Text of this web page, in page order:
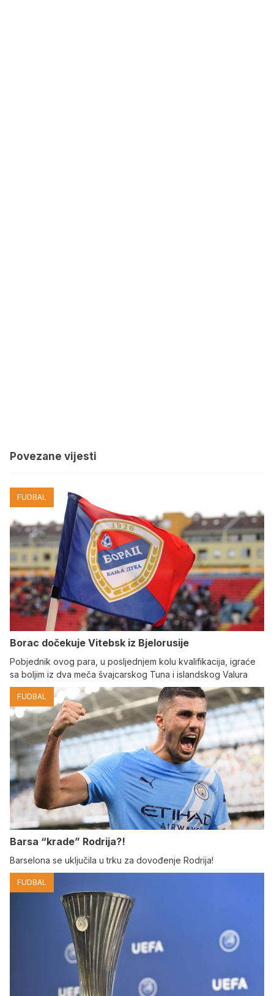
Povezane vijesti
FUDBAL
Borac dočekuje Vitebsk iz Bjelorusije
Pobjednik ovog para, u posljednjem kolu kvalifikacija, igraće
sa boljim iz dva meča švajcarskog Tuna i islandskog Valura
FUDBAL
Barsa “krade” Rodrija?!
Barselona se uključila u trku za dovođenje Rodrija!
FUDBAL